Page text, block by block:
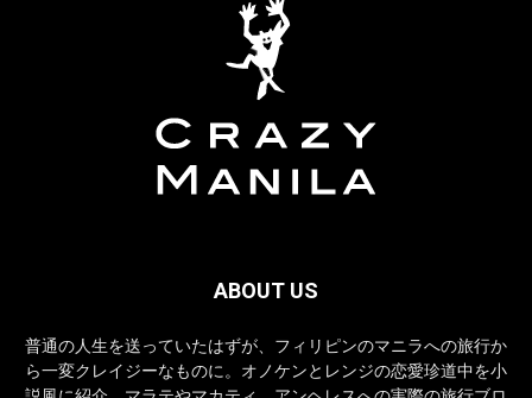
ABOUT US
普通の人生を送っていたはずが、フィリピンのマニラへの旅行か
ら一変クレイジーなものに。オノケンとレンジの恋愛珍道中を小